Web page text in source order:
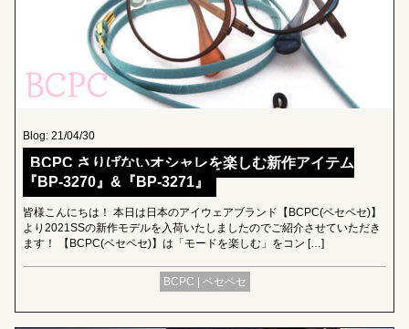
Blog: 21/04/30
BCPC さりげないオシャレを楽しむ新作アイテム
『BP-3270』&『BP-3271』
皆様こんにちは！ 本日は日本のアイウェアブランド【BCPC(ベセペセ)】
より2021SSの新作モデルを入荷いたしましたのでご紹介させていただき
ます！ 【BCPC(ベセペセ)】は「モードを楽しむ」をコン […]
BCPC | ベセペセ